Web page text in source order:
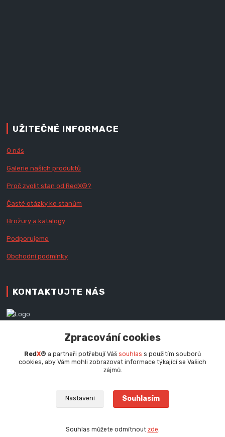
UŽITEČNÉ INFORMACE
O nás
Galerie našich produktů
Proč zvolit stan od RedX®?
Časté otázky ke stanům
Brožury a katalogy
Podporujeme
Obchodní podmínky
KONTAKTUJTE NÁS
+420 777 979 111
info@redx.cz
Zpracování cookies
Red X® a partneři potřebují Váš souhlas s použitím souborů
cookies, aby Vám mohli zobrazovat informace týkající se Vašich
zájmů.
Nastavení Souhlasím
Souhlas můžete odmítnout zde.